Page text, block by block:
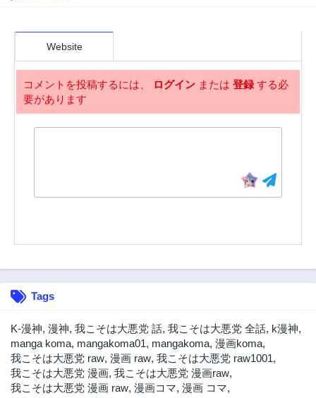
54話
3年前 3年前
50話
40話
3年前
39話
38話 37話
3年前
36話
3年前
35話
3年前
Website
コメントを投稿するには、 ログイン または 登録する必
要があります
Tags
K-漫神, 漫神, 我こそは大悪党 話, 我こそは大悪党 全話, k漫神,
manga koma, mangakoma01, mangakoma, 漫画koma,
我こそは大悪党 raw, 漫画 raw, 我こそは大悪党 raw1001,
我こそは大悪党 漫画, 我こそは大悪党 漫画raw,
我こそは大悪党 漫画 raw, 漫画コマ, 漫画 コマ,